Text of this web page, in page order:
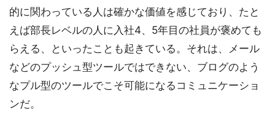
的に関わっている人は確かな価値を感じており、たと
えば部長レベルの人に入社4、5年目の社員が褒めても
らえる、といったことも起きている。それは、メール
などのプッシュ型ツールではできない、ブログのよう
なプル型のツールでこそ可能になるコミュニケーショ
ンだ。